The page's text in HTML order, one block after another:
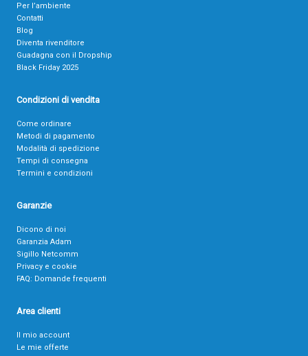
Per l’ambiente
Contatti
Blog
Diventa rivenditore
Guadagna con il Dropship
Black Friday 2025
Condizioni di vendita
Come ordinare
Metodi di pagamento
Modalità di spedizione
Tempi di consegna
Termini e condizioni
Garanzie
Dicono di noi
Garanzia Adam
Sigillo Netcomm
Privacy e cookie
FAQ: Domande frequenti
Area clienti
Il mio account
Le mie offerte